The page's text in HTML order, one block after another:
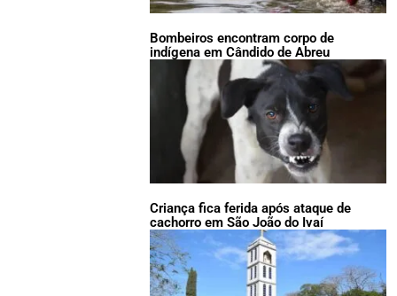
Bombeiros encontram corpo de
indígena em Cândido de Abreu
Criança fica ferida após ataque de
cachorro em São João do Ivaí